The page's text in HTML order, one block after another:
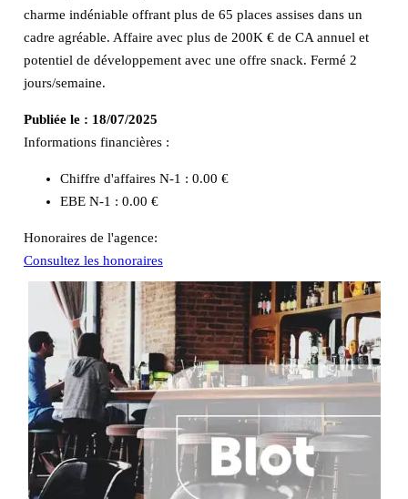
charme indéniable offrant plus de 65 places assises dans un
cadre agréable. Affaire avec plus de 200K € de CA annuel et
potentiel de développement avec une offre snack. Fermé 2
jours/semaine.
Publiée le : 18/07/2025
Informations financières :
Chiffre d'affaires N-1 : 0.00 €
EBE N-1 : 0.00 €
Honoraires de l'agence:
Consultez les honoraires